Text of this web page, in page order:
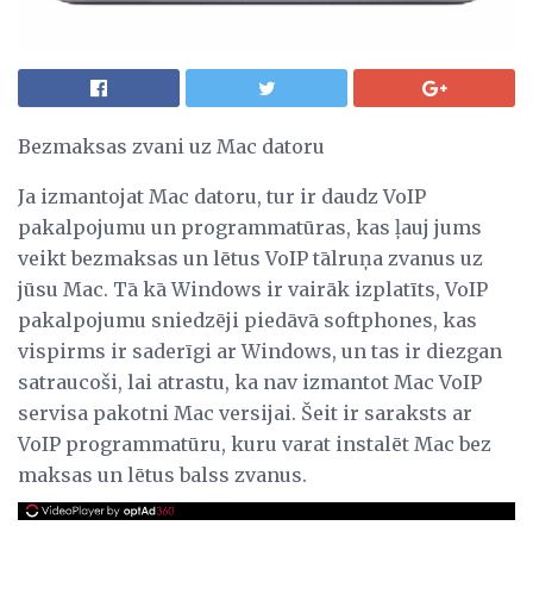
Bezmaksas zvani uz Mac datoru
Ja izmantojat Mac datoru, tur ir daudz VoIP
pakalpojumu un programmatūras, kas ļauj jums
veikt bezmaksas un lētus VoIP tālruņa zvanus uz
jūsu Mac. Tā kā Windows ir vairāk izplatīts, VoIP
pakalpojumu sniedzēji piedāvā softphones, kas
vispirms ir saderīgi ar Windows, un tas ir diezgan
satraucoši, lai atrastu, ka nav izmantot Mac VoIP
servisa pakotni Mac versijai. Šeit ir saraksts ar
VoIP programmatūru, kuru varat instalēt Mac bez
maksas un lētus balss zvanus.